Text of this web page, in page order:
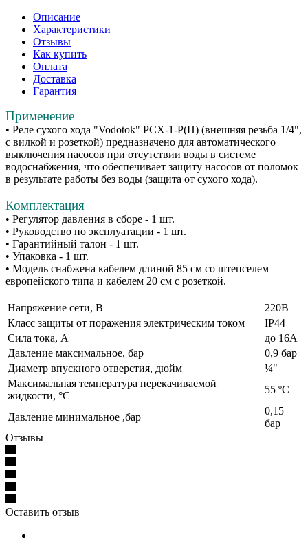
Описание
Характеристики
Отзывы
Как купить
Оплата
Доставка
Гарантия
Применение
• Реле сухого хода "Vodotok" PСХ-1-Р(П) (внешняя резьба 1/4",
с вилкой и розеткой) предназначено для автоматического
выключения насосов при отсутствии воды в системе
водоснабжения, что обеспечивает защиту насосов от поломок
в результате работы без воды (защита от сухого хода).
Комплектация
• Регулятор давления в сборе - 1 шт.
• Руководство по эксплуатации - 1 шт.
• Гарантийный талон - 1 шт.
• Упаковка - 1 шт.
• Модель снабжена кабелем длиной 85 см со штепселем
европейского типа и кабелем 20 см с розеткой.
Напряжение сети, В
220В
Класс защиты от поражения электрическим током
IP44
Сила тока, А
до 16А
Давление максимальное, бар
0,9 бар
Диаметр впускного отверстия, дюйм
¼"
Максимальная температура перекачиваемой
жидкости, °C
55 ºС
Давление минимальное ,бар
0,15
бар
Отзывы
Оставить отзыв